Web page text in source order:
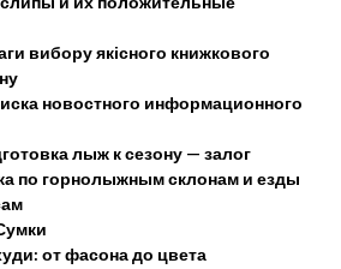
вибору якісного книжкового
новостного информационного
лыж к сезону — залог
по горнолыжным склонам и езды
от фасона до цвета